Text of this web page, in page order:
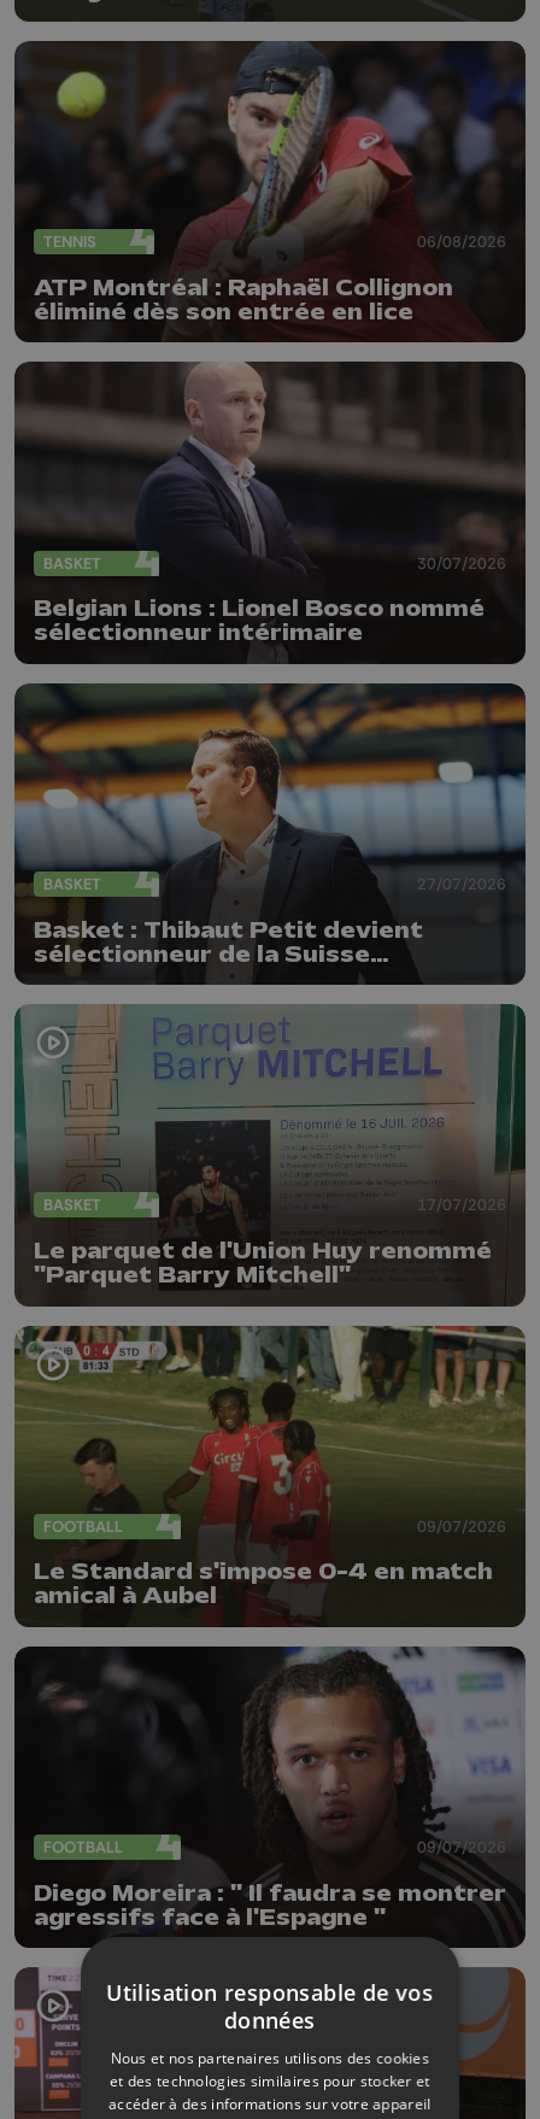
TENNIS 06/08/2026
ATP Montréal : Raphaël Collignon
éliminé dès son entrée en lice
BASKET 30/07/2026
Belgian Lions : Lionel Bosco nommé
sélectionneur intérimaire
BASKET 27/07/2026
Basket : Thibaut Petit devient
sélectionneur de la Suisse
(messieurs)
BASKET 17/07/2026
Le parquet de l'Union Huy renommé
"Parquet Barry Mitchell"
FOOTBALL 09/07/2026
Le Standard s'impose 0-4 en match
amical à Aubel
FOOTBALL 09/07/2026
Diego Moreira : " Il faudra se montrer
agressifs face à l'Espagne "
Utilisation responsable de vos
données
Nous et nos partenaires utilisons des cookies
et des technologies similaires pour stocker et
accéder à des informations sur votre appareil